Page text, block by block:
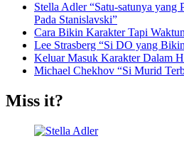
Stella Adler “Satu-satunya yang
Pada Stanislavski”
Cara Bikin Karakter Tapi
Lee Strasberg “Si DO yang
Keluar Masuk Karakter Dalam
Michael Chekhov “Si Murid
Miss it?